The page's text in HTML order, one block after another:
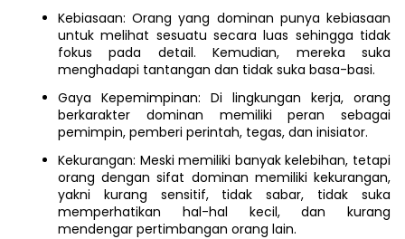
Kebiasaan: Orang yang dominan punya kebiasaan
untuk melihat sesuatu secara luas sehingga tidak
fokus pada detail. Kemudian, mereka suka
menghadapi tantangan dan tidak suka basa-basi.
Gaya Kepemimpinan: Di lingkungan kerja, orang
berkarakter dominan memiliki peran sebagai
pemimpin, pemberi perintah, tegas, dan inisiator.
Kekurangan: Meski memiliki banyak kelebihan, tetapi
orang dengan sifat dominan memiliki kekurangan,
yakni kurang sensitif, tidak sabar, tidak suka
memperhatikan hal-hal kecil, dan kurang
mendengar pertimbangan orang lain.